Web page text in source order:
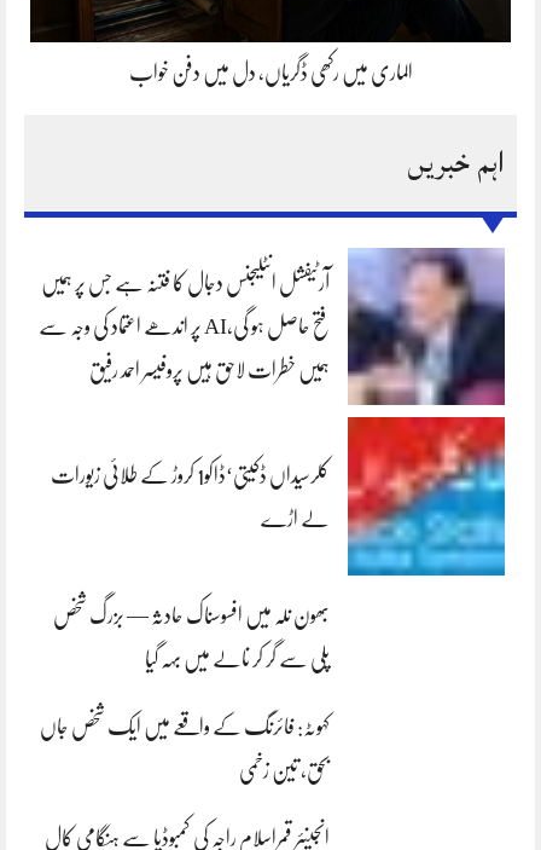
الماری میں رکھی ڈگریاں، دل میں دفن خواب
اہم خبریں
آرٹیفشل انٹلیجنس دجال کا فتنہ ہے جس پر ہمیں
فتح حاصل ہو گی،AI پر اندھے اعتماد کی وجہ سے
ہمیں خطرات لاحق ہیں پروفیسر احمد رفیق
کلرسیداں ڈکیتی‘ڈاکو1 کروڑ کے طلائی زیورات
لے اڑے
بھون نلہ میں افسوسناک حادثہ — بزرگ شخص
پلی سے گر کر نالے میں بہہ گیا
کہوٹہ: فائرنگ کے واقعے میں ایک شخص جاں
بحق، تین زخمی
انجینئر قمراسلام راجہ کی کمبوڈیا سے ہنگامی کال